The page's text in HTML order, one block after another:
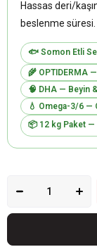
Hassas deri/
beslenme süresi.
🐟 Somon Etli
🌾 OPTIDERMA
🧠 DHA — Beyin
💧 Omega-3/6 —
📦 12 kg Paket